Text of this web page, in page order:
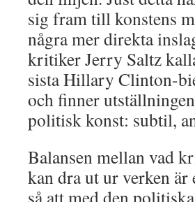
sig fram till konstens
några mer direkta
kritiker Jerry Saltz
sista Hillary Clinton-
och finner
politisk konst: subtil,
Balansen mellan vad
kan dra ut ur verken
så att med den